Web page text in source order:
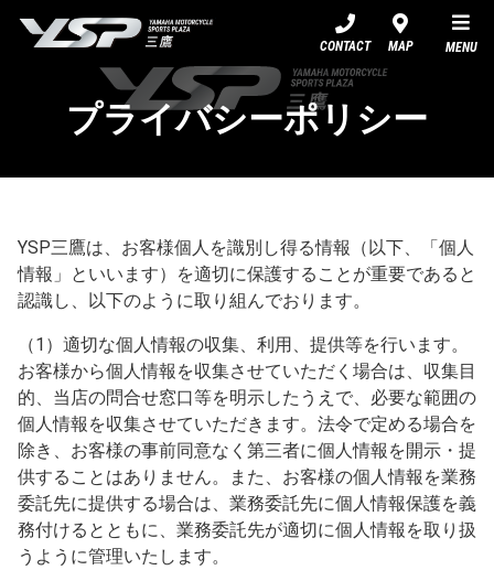
CONTACT MAP MENU
プライバシーポリシー
YSP三鷹は、お客様個人を識別し得る情報（以下、「個人
情報」といいます）を適切に保護することが重要であると
認識し、以下のように取り組んでおります。
（1）適切な個人情報の収集、利用、提供等を行います。
お客様から個人情報を収集させていただく場合は、収集目
的、当店の問合せ窓口等を明示したうえで、必要な範囲の
個人情報を収集させていただきます。法令で定める場合を
除き、お客様の事前同意なく第三者に個人情報を開示・提
供することはありません。また、お客様の個人情報を業務
委託先に提供する場合は、業務委託先に個人情報保護を義
務付けるとともに、業務委託先が適切に個人情報を取り扱
うように管理いたします。